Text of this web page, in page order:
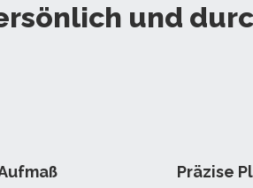
und
Präzise